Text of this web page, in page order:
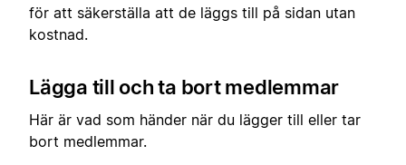
för att säkerställa att de läggs till på sidan utan
kostnad.
Lägga till och ta bort medlemmar
Här är vad som händer när du lägger till eller tar
bort medlemmar.